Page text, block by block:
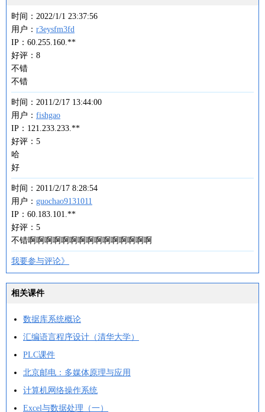
时间：2022/1/1 23:37:56
用户： r3eysfm3fd
IP：60.255.160.**
好评：8
不错
不错
时间：2011/2/17 13:44:00
用户： fishgao
IP：121.233.233.**
好评：5
哈
好
时间：2011/2/17 8:28:54
用户： guochao9131011
IP：60.183.101.**
好评：5
不错啊啊啊啊啊啊啊啊啊啊啊啊啊啊啊
我要参与评论》
相关课件
数据库系统概论
汇编语言程序设计（清华大学）
PLC课件
北京邮电：多媒体原理与应用
计算机网络操作系统
Excel与数据处理（一）